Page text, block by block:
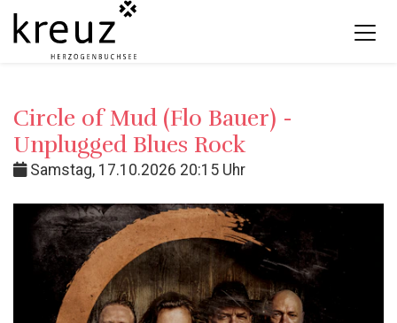
Circle of Mud (Flo Bauer) -
Unplugged Blues Rock
Samstag, 17.10.2026 20:15 Uhr